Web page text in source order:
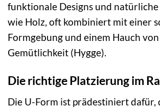
funktionale Designs und
wie Holz, oft kombiniert mit einer
Formgebung und einem Hauch von
Gemütlichkeit (Hygge).
Die richtige Platzierung im
Die U-Form ist prädestiniert dafür,